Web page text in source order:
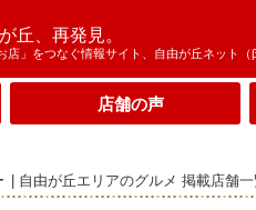
丘、再発見。
店」をつなぐ情報サイト、自由が丘ネット（
店舗の声
| 自由が丘エリアのグルメ 掲載店舗